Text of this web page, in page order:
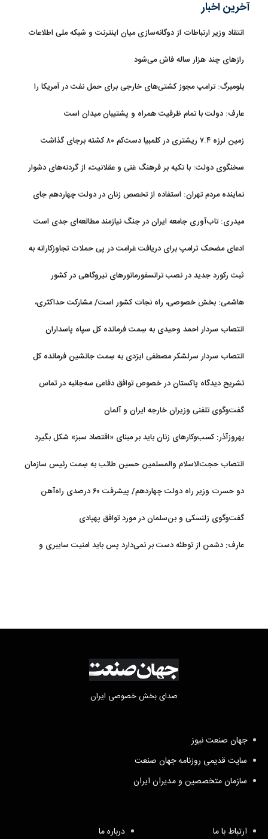
آخرین اخبار
انتقاد وزیر ارتباطات از دوگانه‌سازی میان اینترنت و شبکه ملی اطلاعات
رازهای چند هزار ساله فاش می‌شود
بلومبرگ: ترامپ مجوز کشتی‌های خارجی برای حمل نفت در آمریکا را
عارف: دولت با تمام ظرفیت همراه و پشتیبان میدان است
زمین لرزه ۷.۴ ریشتری در کلمبیا دست‌کم ۸۰ کشته برجای گذاشت
سخنگوی دولت: با تکیه بر فرهنگ غنی و عقلانیت، از گردنه‌های دشوار
نماینده مردم تهران: استفاده از تخصص زنان در دولت چهاردهم جای
میدری: تاب‌آوری جامعه ایران در جنگ نیازمند مطالعه‌ای جدی است
ادعای مضحک ترامپ برای دریافت غرامت در پی حملات تجاوزکارانه به
ثبت رکورد جدید در نصب ترانسفورماتورهای نیروگاهی در کشور
هاشمی: بخش خصوصی، راه نجات کشور است/ مشارکت حداکثری،
انتصاب سردار احمد وحیدی به سِمت فرمانده کل سپاه پاسداران
انتصاب سردار سرلشکر مصطفی ایزدی به سِمت جانشین فرمانده کل
تشریح دیدگاه پاکستان در خصوص توافق دفاعی سه‌جانبه در تماس
گفت‌وگوی تلفنی وزیران خارجه ایران و آلمان
بهروزآذر: کسب‌وکارهای زنان باید بر مبنای «اقتصاد سبز» شکل بگیرد
انتصاب حجت‌الاسلام ‌والمسلمین حسین طائب به سِمت رئیس سازمان
دو حسرت وزیر راه دولت چهاردهم/ پیشرفت ۶۰ درصدی راه‌آهن
گفت‌وگوی زلنسکی و بن‌سلمان در مورد توافق پهپادی
عارف: دشمن از توطئه دست بر نمی‌دارد پس باید امنیت سایبری و
صدای بخش خصوصی ایران
جهان صنعت نیوز
سایت قدیمی روزنامه جهان صنعت
سازمان متخصصین و مدیران ایران
ارتباط با ما درباره ما